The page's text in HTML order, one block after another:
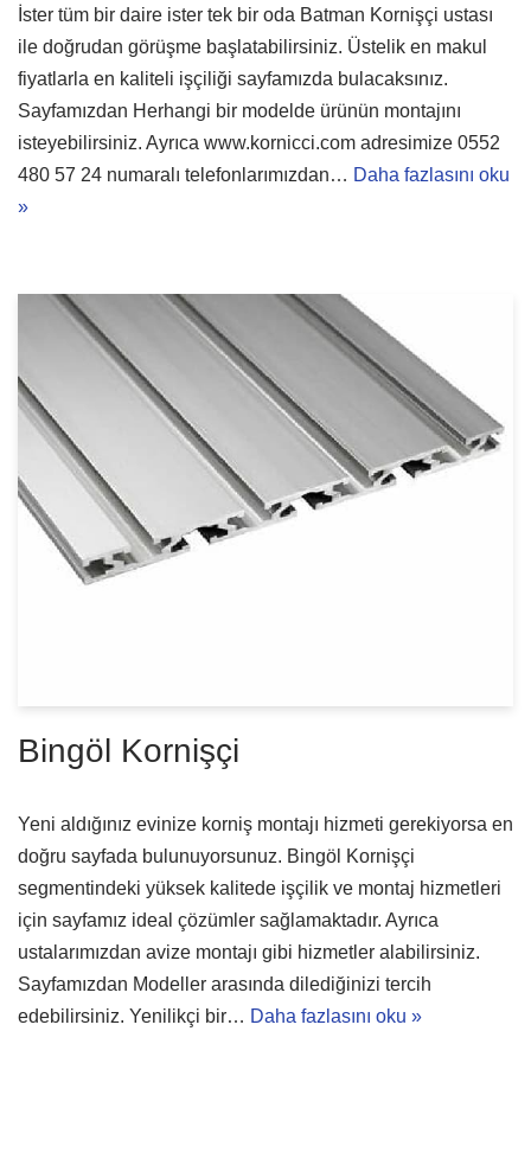
İster tüm bir daire ister tek bir oda Batman Kornişçi ustası
ile doğrudan görüşme başlatabilirsiniz. Üstelik en makul
fiyatlarla en kaliteli işçiliği sayfamızda bulacaksınız.
Sayfamızdan Herhangi bir modelde ürünün montajını
isteyebilirsiniz. Ayrıca www.kornicci.com adresimize 0552
480 57 24 numaralı telefonlarımızdan… Daha fazlasını oku
»
Bingöl Kornişçi
Yeni aldığınız evinize korniş montajı hizmeti gerekiyorsa en
doğru sayfada bulunuyorsunuz. Bingöl Kornişçi
segmentindeki yüksek kalitede işçilik ve montaj hizmetleri
için sayfamız ideal çözümler sağlamaktadır. Ayrıca
ustalarımızdan avize montajı gibi hizmetler alabilirsiniz.
Sayfamızdan Modeller arasında dilediğinizi tercih
edebilirsiniz. Yenilikçi bir… Daha fazlasını oku »